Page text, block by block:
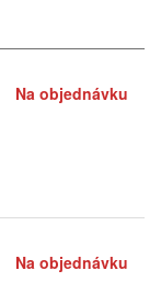
Na objednávku
Na objednávku